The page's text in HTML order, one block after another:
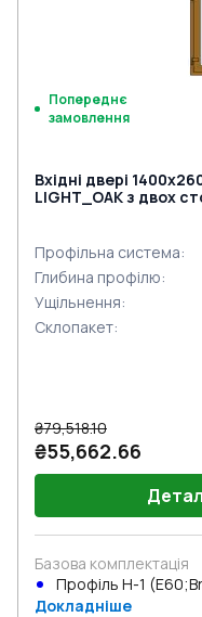
Попереднє
замовлення
Вхідні двері
LIGHT_OAK з двох
Профільна система:
Глибина профілю:
Ущільнення:
Склопакет:
₴79,518.10
₴55,662.66
Базова комплектація
Профіль Н-1
Докладніше